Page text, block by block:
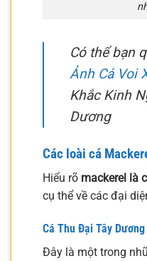
Có thể bạn
Ảnh Cá Voi
Khắc Kinh
Dương
Các loài cá
Hiểu rõ mackerel là
cụ thể về các đại
Cá Thu Đại Tây
Đây là một trong